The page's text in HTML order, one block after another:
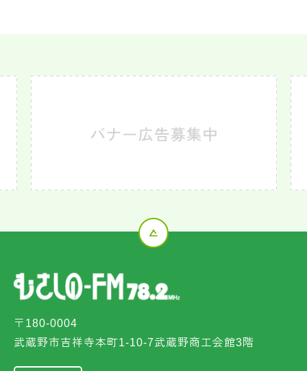
〒180-0004
武蔵野市吉祥寺本町1-10-7武蔵野商工会館3階